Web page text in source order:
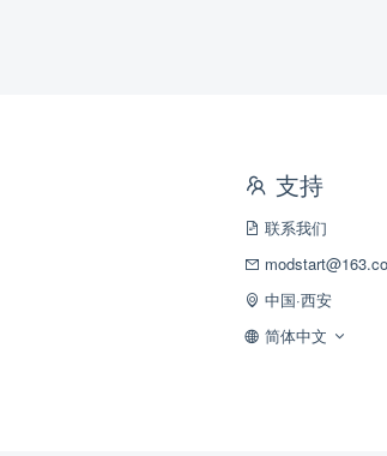
支持
联系我们
中国·西安
简体中文